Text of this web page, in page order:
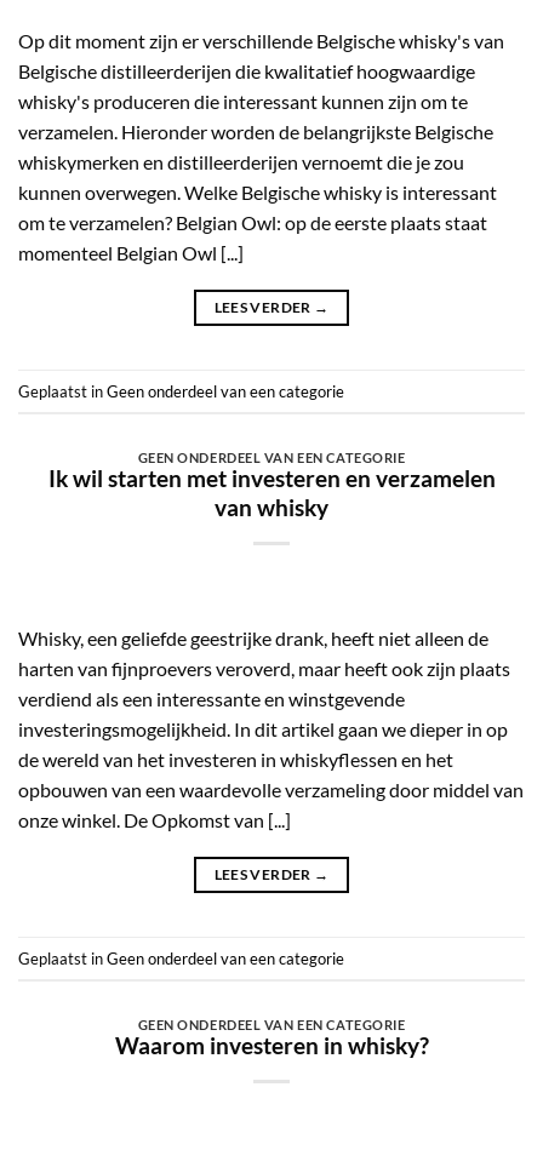
Op dit moment zijn er verschillende Belgische whisky's van
Belgische distilleerderijen die kwalitatief hoogwaardige
whisky's produceren die interessant kunnen zijn om te
verzamelen. Hieronder worden de belangrijkste Belgische
whiskymerken en distilleerderijen vernoemt die je zou
kunnen overwegen. Welke Belgische whisky is interessant
om te verzamelen? Belgian Owl: op de eerste plaats staat
momenteel Belgian Owl [...]
LEES VERDER →
Geplaatst inGeen onderdeel van een categorie
GEEN ONDERDEEL VAN EEN CATEGORIE
Ik wil starten met investeren en verzamelen
van whisky
Whisky, een geliefde geestrijke drank, heeft niet alleen de
harten van fijnproevers veroverd, maar heeft ook zijn plaats
verdiend als een interessante en winstgevende
investeringsmogelijkheid. In dit artikel gaan we dieper in op
de wereld van het investeren in whiskyflessen en het
opbouwen van een waardevolle verzameling door middel van
onze winkel. De Opkomst van [...]
LEES VERDER →
Geplaatst inGeen onderdeel van een categorie
GEEN ONDERDEEL VAN EEN CATEGORIE
Waarom investeren in whisky?